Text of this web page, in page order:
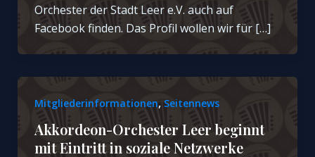
Orchester der Stadt Leer e.V. auch auf
Facebook finden. Das Profil wollen wir für […]
Mitgliederinformationen, Seitennews
Akkordeon-Orchester Leer beginnt
mit Eintritt in soziale Netzwerke